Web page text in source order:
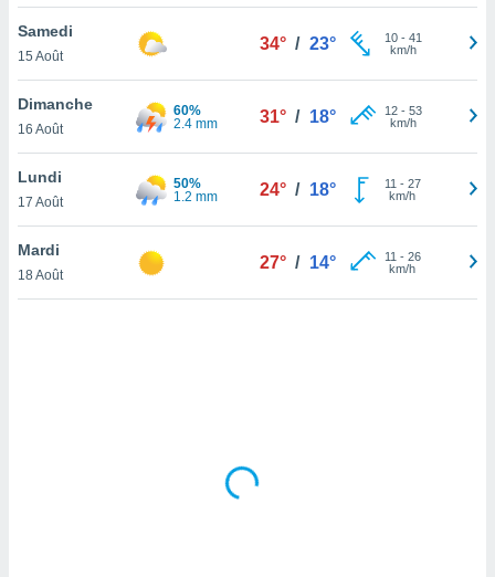
votre
à
en
le
Samedi
15 Août
34° / 23° 10- 41
km/h
Dimanche
16 Août
60%
2.4 mm
31° / 18° 12- 53
km/h
Lundi
17 Août
50%
1.2 mm
24° / 18° 11 - 27
km/h
Mardi
18 Août
27° / 14° 11 - 26
km/h